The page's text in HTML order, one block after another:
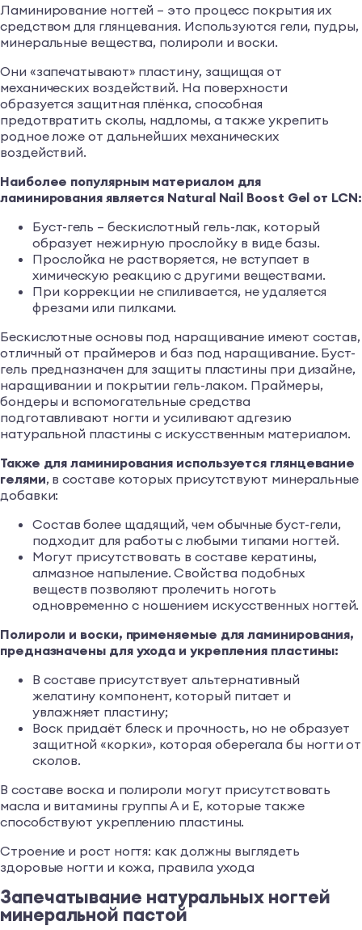
Ламинирование ногтей – это процесс покрытия их
средством для глянцевания. Используются гели, пудры,
минеральные вещества, полироли и воски.
Они «запечатывают» пластину, защищая от
механических воздействий. На поверхности
образуется защитная плёнка, способная
предотвратить сколы, надломы, а также укрепить
родное ложе от дальнейших механических
воздействий.
Наиболее популярным материалом для
ламинирования является Natural Nail Boost Gel от LCN:
Буст-гель – бескислотный гель-лак, который
образует нежирную прослойку в виде базы.
Прослойка не растворяется, не вступает в
химическую реакцию с другими веществами.
При коррекции не спиливается, не удаляется
фрезами или пилками.
Бескислотные основы под наращивание имеют состав,
отличный от праймеров и баз под наращивание. Буст-
гель предназначен для защиты пластины при дизайне,
наращивании и покрытии гель-лаком. Праймеры,
бондеры и вспомогательные средства
подготавливают ногти и усиливают адгезию
натуральной пластины с искусственным материалом.
Также для ламинирования используется глянцевание
гелями, в составе которых присутствуют минеральные
добавки:
Состав более щадящий, чем обычные буст-гели,
подходит для работы с любыми типами ногтей.
Могут присутствовать в составе кератины,
алмазное напыление. Свойства подобных
веществ позволяют пролечить ноготь
одновременно с ношением искусственных ногтей.
Полироли и воски, применяемые для ламинирования,
предназначены для ухода и укрепления пластины:
В составе присутствует альтернативный
желатину компонент, который питает и
увлажняет пластину;
Воск придаёт блеск и прочность, но не образует
защитной «корки», которая оберегала бы ногти от
сколов.
В составе воска и полироли могут присутствовать
масла и витамины группы А и Е, которые также
способствуют укреплению пластины.
Строение и рост ногтя: как должны выглядеть
здоровые ногти и кожа, правила ухода
Запечатывание натуральных ногтей
минеральной пастой